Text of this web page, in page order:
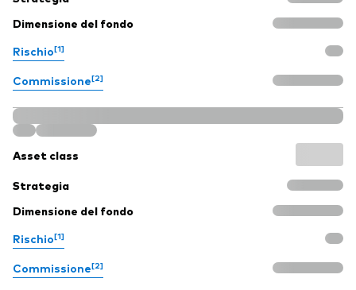
Dimensione del fondo
Rischio[1]
Commissione[2]
Asset class
Strategia
Dimensione del fondo
Rischio[1]
Commissione[2]